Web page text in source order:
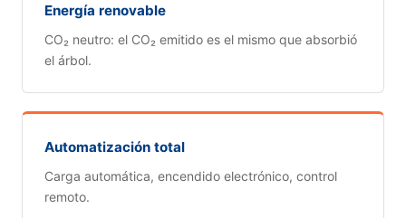
Energía renovable
CO₂ neutro: el CO₂ emitido es el mismo que absorbió
el árbol.
Automatización total
Carga automática, encendido electrónico, control
remoto.